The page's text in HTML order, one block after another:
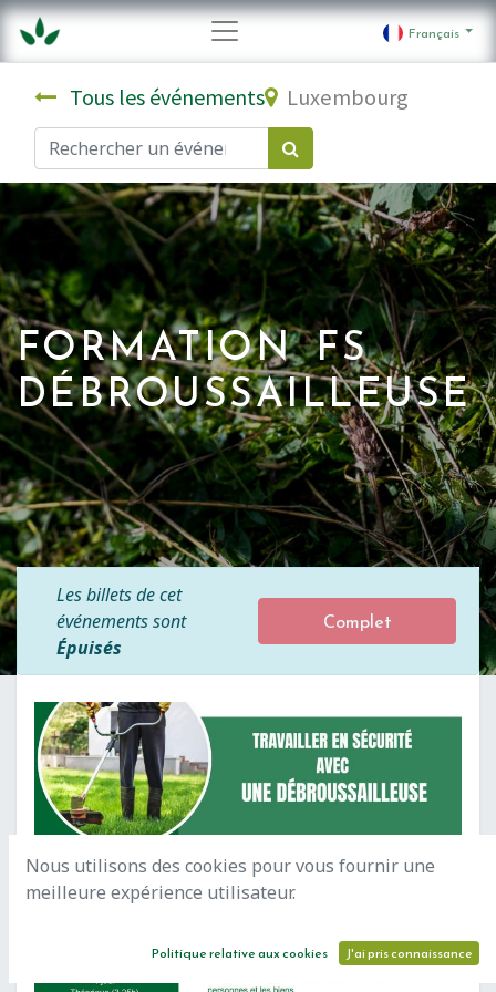
Français
Tous les événements Luxembourg
FORMATION FS
DÉBROUSSAILLEUSE
Les billets de cet
événements sont
Épuisés
Complet
Nous utilisons des cookies pour vous fournir une
meilleure expérience utilisateur.
Politique relative aux cookies J'ai pris connaissance